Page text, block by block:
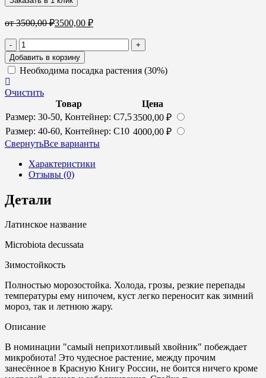
от3500,00₽3500,00 ₽
-
Количество
товара
Микробиота
перекрестнопарная
decussata)
+
Добавить в корзину
Необходима посадка растения (30%)
Очистить
Товар
Цена
Размер: 30-50, Контейнер: С7,53500,00 ₽
Размер: 40-60, Контейнер: С10 4000,00 ₽
CвернутьВсе варианты
Характеристики
Отзывы (0)
Детали
Латинское название
Microbiota decussata
Зимостойкость
Полностью морозостойка. Холода, грозы, резкие перепады
температуры ему нипочем, куст легко переносит как зимний
мороз, так и летнюю жару.
Описание
В номинации "самый неприхотливый хвойник" побеждает
микробиота! Это чудесное растение, между прочим
занесённое в Красную Книгу России, не боится ничего кроме